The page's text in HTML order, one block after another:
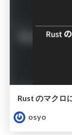
Rust のマクロ
osyo